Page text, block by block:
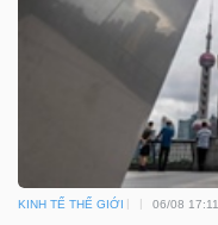
KINH TẾ THẾ GIỚI 06/08 17:11
YẾU
DÙNG